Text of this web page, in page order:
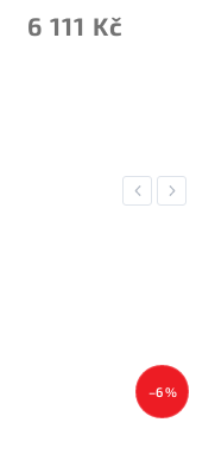
6 111 Kč
Previous
–6 %
Next